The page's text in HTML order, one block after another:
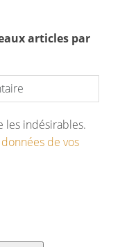
articles par
les indésirables.
de vos